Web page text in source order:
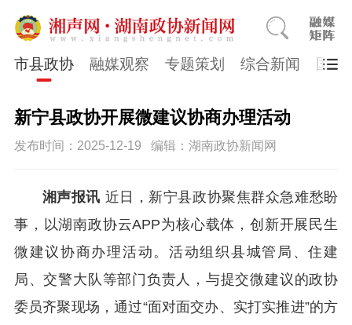
市县政协 融媒观察 专题策划 综合新闻 国医
新宁县政协开展微建议协商办理活动
发布时间：2025-12-19 编辑：湖南政协新闻网
湘声报讯 近日，新宁县政协聚焦群众急难愁盼
事，以湖南政协云APP为核心载体，创新开展民生
微建议协商办理活动。活动组织县城管局、住建
局、交警大队等部门负责人，与提交微建议的政协
委员齐聚现场，通过“面对面交办、实打实推进”的方